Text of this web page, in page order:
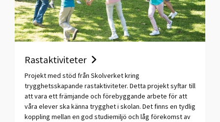
Rastaktiviteter
Projekt med stöd från Skolverket kring
trygghetsskapande rastaktiviteter. Detta projekt syftar till
att vara ett främjande och förebyggande arbete för att
våra elever ska känna trygghet i skolan. Det finns en tydlig
koppling mellan en god studiemiljö och låg förekomst av